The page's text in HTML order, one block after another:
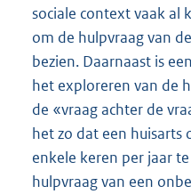
sociale context vaak al
om de hulpvraag van
bezien. Daarnaast is
het exploreren van de
de «vraag achter de
het zo dat een huisarts
enkele keren per jaar
hulpvraag van een